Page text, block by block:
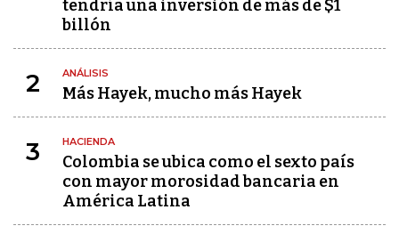
tendría una inversión de más de $1
billón
2 ANÁLISIS
Más Hayek, mucho más Hayek
3 HACIENDA
Colombia se ubica como el sexto país
con mayor morosidad bancaria en
América Latina